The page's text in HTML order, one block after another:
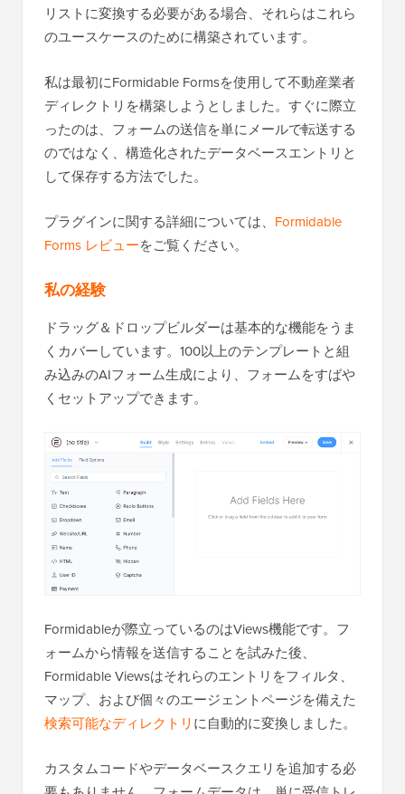
リストに変換する必要がある場合、それらはこれら
のユースケースのために構築されています。
私は最初にFormidable Formsを使用して不動産業者
ディレクトリを構築しようとしました。すぐに際立
ったのは、フォームの送信を単にメールで転送する
のではなく、構造化されたデータベースエントリと
して保存する方法でした。
プラグインに関する詳細については、 Formidable
Forms レビューをご覧ください。
私の経験
ドラッグ＆ドロップビルダーは基本的な機能をうま
くカバーしています。100以上のテンプレートと組
み込みのAIフォーム生成により、フォームをすばや
くセットアップできます。
Formidableが際立っているのはViews機能です。フ
ォームから情報を送信することを試みた後、
Formidable Viewsはそれらのエントリをフィルタ、
マップ、および個々のエージェントページを備えた
検索可能なディレクトリ に自動的に変換しました。
カスタムコードやデータベースクエリを追加する必